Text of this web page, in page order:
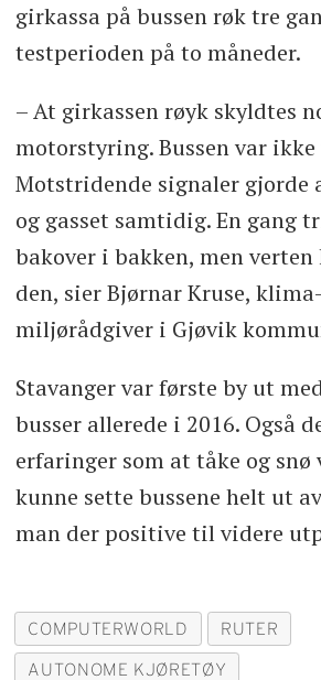
girkassa på bussen røk tre
testperioden på to måneder.
– At girkassen røyk skyldtes
motorstyring. Bussen var
Motstridende signaler gjorde
og gasset samtidig. En gang
bakover i bakken, men
den, sier Bjørnar Kruse,
miljørådgiver i Gjøvik
Stavanger var første by ut
busser allerede i 2016. Også
erfaringer som at tåke og snø
kunne sette bussene helt ut
man der positive til videre
COMPUTERWORLD RUTER
AUTONOME KJØRETØY